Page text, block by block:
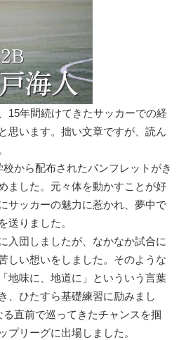
15年間続けてきたサッカーでの経
思います。拙い文章ですが、読ん
から配布されたパンフレットがき
ました。元々体を動かすことが好
サッカーの魅力に惹かれ、夢中で
送りました。
入団しましたが、なかなか試合に
しい想いをしました。そのような
地味に、地道に」といういう言葉
、ひたすら基礎練習に励みまし
直前で巡ってきたチャンスを掴
プリーグに出場しました。